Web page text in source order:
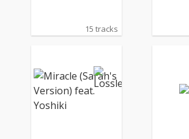
15 tracks